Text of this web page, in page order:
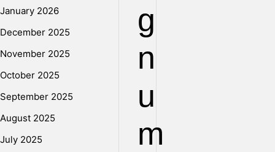
g
n
u
m
January 2026
December 2025
November 2025
October 2025
September 2025
August 2025
July 2025